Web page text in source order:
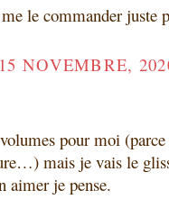
le commander juste
NOVEMBRE,
pour moi
mais je vais le
aimer je pense.